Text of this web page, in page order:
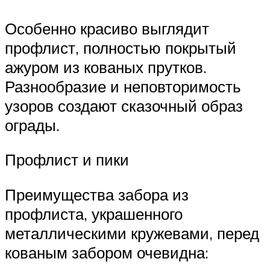
Особенно красиво выглядит
профлист, полностью покрытый
ажуром из кованых прутков.
Разнообразие и неповторимость
узоров создают сказочный образ
ограды.
Профлист и пики
Преимущества забора из
профлиста, украшенного
металлическими кружевами, перед
кованым забором очевидна: